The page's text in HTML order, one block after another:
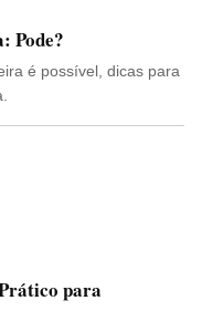
Pode?
é possível, dicas para
para